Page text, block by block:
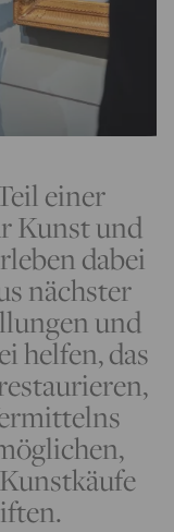
einer
Kunst und
dabei
nächster
und
helfen, das